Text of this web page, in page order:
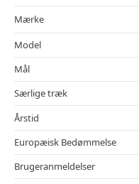
Mærke
Model
Mål
Særlige træk
Årstid
Europæisk Bedømmelse
Brugeranmeldelser